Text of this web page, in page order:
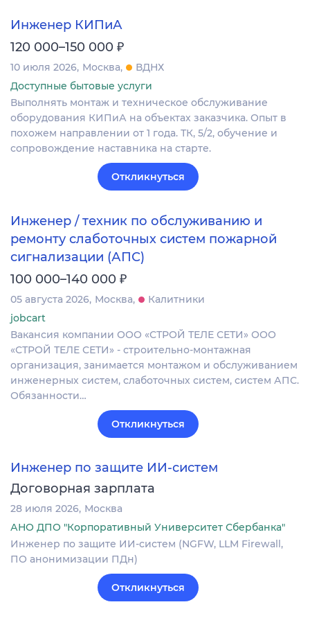
Инженер КИПиА
120 000–150 000 ₽
10 июля 2026 Москва
ВДНХ
Доступные бытовые услуги
Выполнять монтаж и техническое обслуживание
оборудования КИПиА на объектах заказчика. Опыт в
похожем направлении от 1 года. ТК, 5/2, обучение и
сопровождение наставника на старте.
Откликнуться
Инженер / техник по обслуживанию и
ремонту слаботочных систем пожарной
сигнализации (АПС)
100 000–140 000 ₽
05 августа 2026 Москва
Калитники
jobcart
Вакансия компании ООО «СТРОЙ ТЕЛЕ СЕТИ» ООО
«СТРОЙ ТЕЛЕ СЕТИ» - строительно-монтажная
организация, занимается монтажом и обслуживанием
инженерных систем, слаботочных систем, систем АПС.
Обязанности…
Откликнуться
Инженер по защите ИИ-систем
Договорная зарплата
28 июля 2026 Москва
АНО ДПО "Корпоративный Университет Сбербанка"
Инженер по защите ИИ-систем (NGFW, LLM Firewall,
ПО анонимизации ПДн)
Откликнуться